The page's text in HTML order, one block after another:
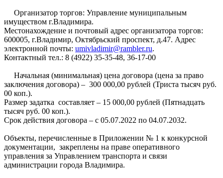
Организатор торгов: Управление муниципальным
имуществом г.Владимира.
Местонахождение и почтовый адрес организатора торгов:
600005, г.Владимир, Октябрьский проспект, д.47. Адрес
электронной почты: umivladimir@rambler.ru.
Контактный тел.: 8 (4922) 35-35-48, 36-17-00
Начальная (минимальная) цена договора (цена за право
заключения договора) – 300 000,00 рублей (Триста тысяч руб.
00 коп.).
Размер задатка составляет – 15 000,00 рублей (Пятнадцать
тысяч руб. 00 коп.).
Срок действия договора – с 05.07.2022 по 04.07.2032.
Объекты, перечисленные в Приложении № 1 к конкурсной
документации, закреплены на праве оперативного
управления за Управлением транспорта и связи
администрации города Владимира.